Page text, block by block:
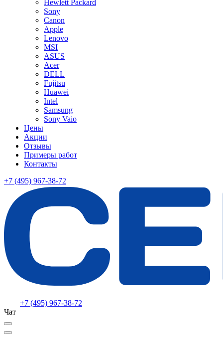
Hewlett Packard
Sony
Canon
Apple
Lenovo
MSI
ASUS
Acer
DELL
Fujitsu
Huawei
Intel
Samsung
Sony Vaio
Цены
Акции
Отзывы
Примеры работ
Контакты
+7 (495) 967-38-72
+7 (495) 967-38-72
Чат